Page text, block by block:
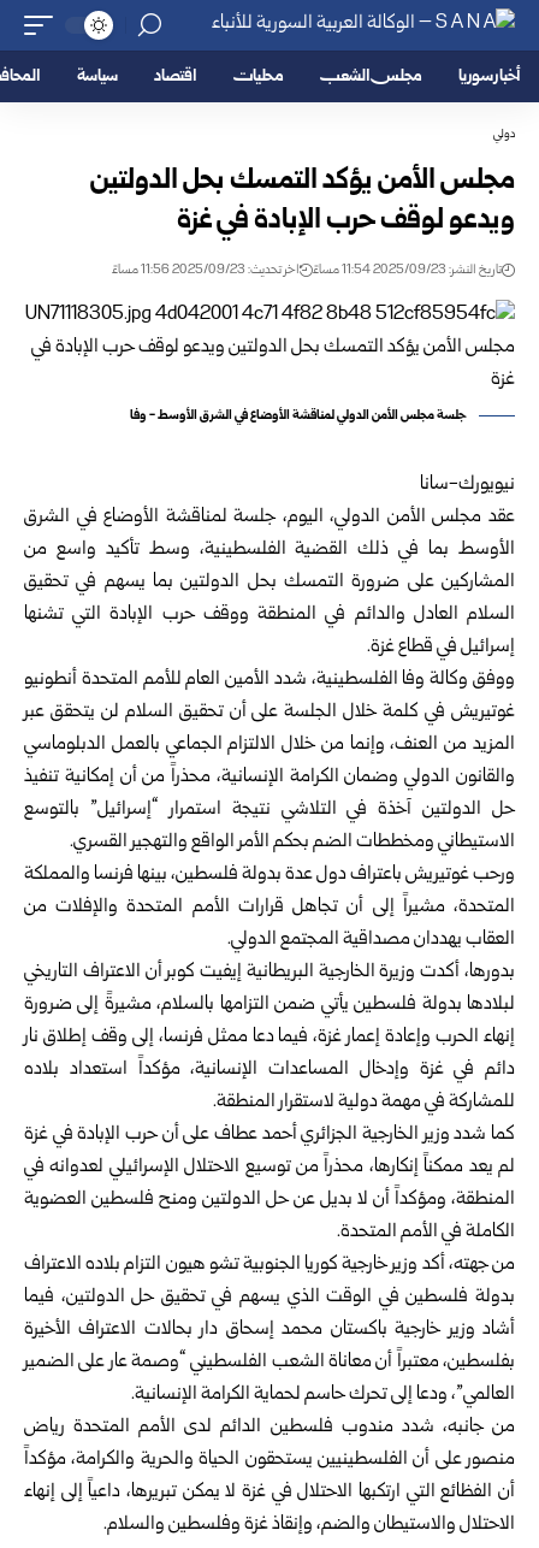
أخبار سوريا مجلس الشعب محليات اقتصاد سياسة
دولي
مجلس الأمن يؤكد التمسك بحل الدولتين
ويدعو لوقف حرب الإبادة في غزة
تاريخ النشر: 2025/09/23 11:54 مساءً اخر تحديث: 2025/09/23 11:56 مساءً
جلسة مجلس الأمن الدولي لمناقشة الأوضاع في الشرق الأوسط - وفا
نيويورك-سانا
عقد مجلس الأمن الدولي، اليوم، جلسة لمناقشة الأوضاع في الشرق
الأوسط بما في ذلك القضية الفلسطينية، وسط تأكيد واسع من
المشاركين على ضرورة التمسك بحل الدولتين بما يسهم في تحقيق
السلام العادل والدائم في المنطقة ووقف حرب الإبادة التي تشنها
إسرائيل في قطاع غزة.
ووفق وكالة وفا الفلسطينية، شدد الأمين العام للأمم المتحدة أنطونيو
غوتيريش في كلمة خلال الجلسة على أن تحقيق السلام لن يتحقق عبر
المزيد من العنف، وإنما من خلال الالتزام الجماعي بالعمل الدبلوماسي
والقانون الدولي وضمان الكرامة الإنسانية، محذراً من أن إمكانية تنفيذ
حل الدولتين آخذة في التلاشي نتيجة استمرار “إسرائيل” بالتوسع
الاستيطاني ومخططات الضم بحكم الأمر الواقع والتهجير القسري.
ورحب غوتيريش باعتراف دول عدة بدولة فلسطين، بينها فرنسا والمملكة
المتحدة، مشيراً إلى أن تجاهل قرارات الأمم المتحدة والإفلات من
العقاب يهددان مصداقية المجتمع الدولي.
بدورها، أكدت وزيرة الخارجية البريطانية إيفيت كوبر أن الاعتراف التاريخي
لبلادها بدولة فلسطين يأتي ضمن التزامها بالسلام، مشيرةً إلى ضرورة
إنهاء الحرب وإعادة إعمار غزة، فيما دعا ممثل فرنسا، إلى وقف إطلاق نار
دائم في غزة وإدخال المساعدات الإنسانية، مؤكداً استعداد بلاده
للمشاركة في مهمة دولية لاستقرار المنطقة.
كما شدد وزير الخارجية الجزائري أحمد عطاف على أن حرب الإبادة في غزة
لم يعد ممكناً إنكارها، محذراً من توسيع الاحتلال الإسرائيلي لعدوانه في
المنطقة، ومؤكداً أن لا بديل عن حل الدولتين ومنح فلسطين العضوية
الكاملة في الأمم المتحدة.
من جهته، أكد وزير خارجية كوريا الجنوبية تشو هيون التزام بلاده الاعتراف
بدولة فلسطين في الوقت الذي يسهم في تحقيق حل الدولتين، فيما
أشاد وزير خارجية باكستان محمد إسحاق دار بحالات الاعتراف الأخيرة
بفلسطين، معتبراً أن معاناة الشعب الفلسطيني “وصمة عار على الضمير
العالمي”، ودعا إلى تحرك حاسم لحماية الكرامة الإنسانية.
من جانبه، شدد مندوب فلسطين الدائم لدى الأمم المتحدة رياض
منصور على أن الفلسطينيين يستحقون الحياة والحرية والكرامة، مؤكداً
أن الفظائع التي ارتكبها الاحتلال في غزة لا يمكن تبريرها، داعياً إلى إنهاء
الاحتلال والاستيطان والضم، وإنقاذ غزة وفلسطين والسلام.